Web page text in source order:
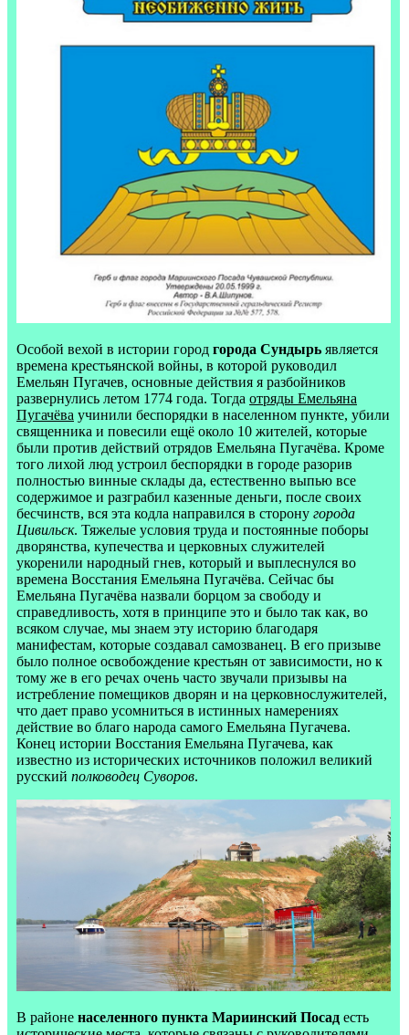
Особой вехой в истории город города Сундырь является
времена крестьянской войны, в которой руководил
Емельян Пугачев, основные действия я разбойников
развернулись летом 1774 года. Тогда отряды Емельяна
Пугачёва учинили беспорядки в населенном пункте, убили
священника и повесили ещё около 10 жителей, которые
были против действий отрядов Емельяна Пугачёва. Кроме
того лихой люд устроил беспорядки в городе разорив
полностью винные склады да, естественно выпью все
содержимое и разграбил казенные деньги, после своих
бесчинств, вся эта кодла направился в сторону города
Цивильск. Тяжелые условия труда и постоянные поборы
дворянства, купечества и церковных служителей
укоренили народный гнев, который и выплеснулся во
времена Восстания Емельяна Пугачёва. Сейчас бы
Емельяна Пугачёва назвали борцом за свободу и
справедливость, хотя в принципе это и было так как, во
всяком случае, мы знаем эту историю благодаря
манифестам, которые создавал самозванец. В его призыве
было полное освобождение крестьян от зависимости, но к
тому же в его речах очень часто звучали призывы на
истребление помещиков дворян и на церковнослужителей,
что дает право усомниться в истинных намерениях
действие во благо народа самого Емельяна Пугачева.
Конец истории Восстания Емельяна Пугачева, как
известно из исторических источников положил великий
русский полководец Суворов.
В районе населенного пункта Мариинский Посад есть